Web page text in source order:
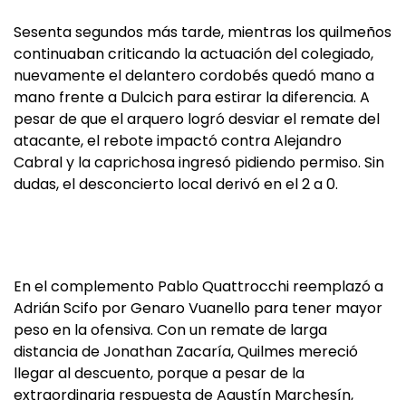
Sesenta segundos más tarde, mientras los quilmeños
continuaban criticando la actuación del colegiado,
nuevamente el delantero cordobés quedó mano a
mano frente a Dulcich para estirar la diferencia. A
pesar de que el arquero logró desviar el remate del
atacante, el rebote impactó contra Alejandro
Cabral y la caprichosa ingresó pidiendo permiso. Sin
dudas, el desconcierto local derivó en el 2 a 0.
En el complemento Pablo Quattrocchi reemplazó a
Adrián Scifo por Genaro Vuanello para tener mayor
peso en la ofensiva. Con un remate de larga
distancia de Jonathan Zacaría, Quilmes mereció
llegar al descuento, porque a pesar de la
extraordinaria respuesta de Agustín Marchesín,